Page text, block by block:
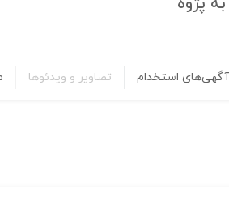
آگهی‌های استخدام تصاویر و ویدئوها